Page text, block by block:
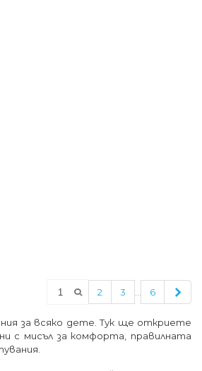
2 3 6
за всяко дете. Тук ще откриете
с мисъл за комфорта, правилната